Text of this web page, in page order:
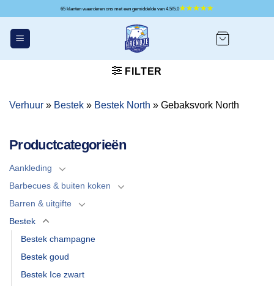
inhoud
65 klanten waarderen ons met een gemiddelde van 4.5/5.0
FILTER
Verhuur » Bestek » Bestek North » Gebaksvork North
Productcategorieën
Aankleding
Barbecues & buiten koken
Barren & uitgifte
Bestek
Bestek champagne
Bestek goud
Bestek Ice zwart